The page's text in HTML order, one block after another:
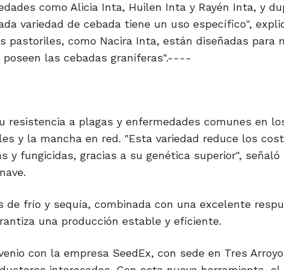
como Alicia Inta, Huilen Inta y Rayén Inta, y
variedad de cebada tiene un uso específico",
pastoriles, como Nacira Inta, están diseñadas para
las cebadas graníferas".----
a plagas y enfermedades comunes en
y la mancha en red. "Esta variedad reduce los
y fungicidas, gracias a su genética superior", señaló
de frío y sequía, combinada con una excelente
una producción estable y eficiente.
con la empresa SeedEx, con sede en Tres